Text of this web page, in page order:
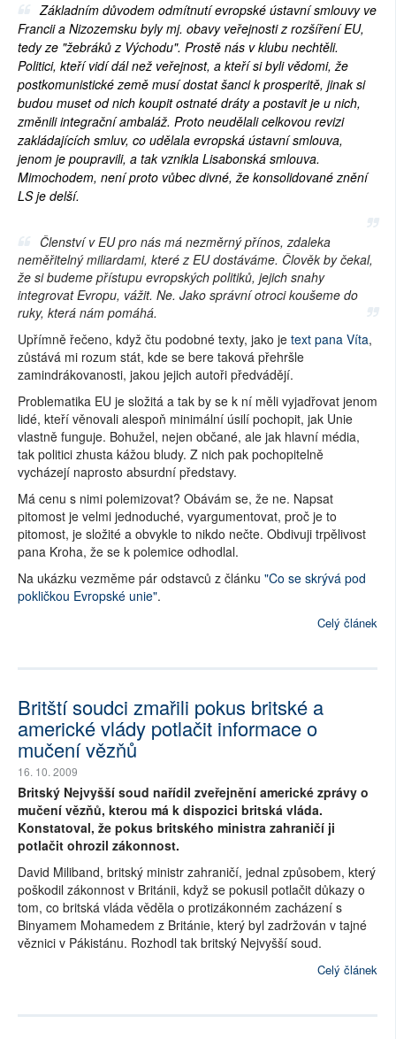
Základním důvodem odmítnutí evropské ústavní smlouvy ve
Francii a Nizozemsku byly mj. obavy veřejnosti z rozšíření EU,
tedy ze "žebráků z Východu". Prostě nás v klubu nechtěli.
Politici, kteří vidí dál než veřejnost, a kteří si byli vědomi, že
postkomunistické země musí dostat šanci k prosperitě, jinak si
budou muset od nich koupit ostnaté dráty a postavit je u nich,
změnili integrační ambaláž. Proto neudělali celkovou revizi
zakládajících smluv, co udělala evropská ústavní smlouva,
jenom je poupravili, a tak vznikla Lisabonská smlouva.
Mimochodem, není proto vůbec divné, že konsolidované znění
LS je delší.
Členství v EU pro nás má nezměrný přínos, zdaleka
neměřitelný miliardami, které z EU dostáváme. Člověk by čekal,
že si budeme přístupu evropských politiků, jejich snahy
integrovat Evropu, vážit. Ne. Jako správní otroci koušeme do
ruky, která nám pomáhá.
Upřímně řečeno, když čtu podobné texty, jako je text pana Víta,
zůstává mi rozum stát, kde se bere taková přehršle
zamindrákovanosti, jakou jejich autoři předvádějí.
Problematika EU je složitá a tak by se k ní měli vyjadřovat jenom
lidé, kteří věnovali alespoň minimální úsilí pochopit, jak Unie
vlastně funguje. Bohužel, nejen občané, ale jak hlavní média,
tak politici zhusta kážou bludy. Z nich pak pochopitelně
vycházejí naprosto absurdní představy.
Má cenu s nimi polemizovat? Obávám se, že ne. Napsat
pitomost je velmi jednoduché, vyargumentovat, proč je to
pitomost, je složité a obvykle to nikdo nečte. Obdivuji trpělivost
pana Kroha, že se k polemice odhodlal.
Na ukázku vezměme pár odstavců z článku "Co se skrývá pod
pokličkou Evropské unie".
Celý článek
Britští soudci zmařili pokus britské a
americké vlády potlačit informace o
mučení vězňů
16. 10. 2009
Britský Nejvyšší soud nařídil zveřejnění americké zprávy o
mučení vězňů, kterou má k dispozici britská vláda.
Konstatoval, že pokus britského ministra zahraničí ji
potlačit ohrozil zákonnost.
David Miliband, britský ministr zahraničí, jednal způsobem, který
poškodil zákonnost v Británii, když se pokusil potlačit důkazy o
tom, co britská vláda věděla o protizákonném zacházení s
Binyamem Mohamedem z Británie, který byl zadržován v tajné
věznici v Pákistánu. Rozhodl tak britský Nejvyšší soud.
Celý článek